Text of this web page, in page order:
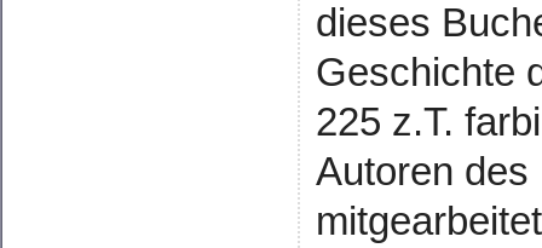
dieses
Geschichte
225 z.T.
Autoren des